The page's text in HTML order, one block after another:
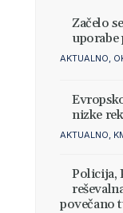
Začelo
uporabe
AKTUALNO,
nizke
AKTUALNO,
Policija,
povečano